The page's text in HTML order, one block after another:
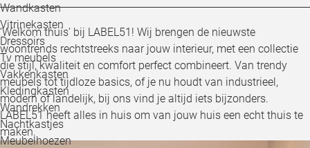
Wandkasten
Vitrinekasten
Dressoirs
Tv meubels
Vakkenkasten
Kledingkasten
Wandrekken
Nachtkastjes
Meubelhoezen
‘Welkom thuis’ bij LABEL51! Wij brengen de nieuwste
woontrends rechtstreeks naar jouw interieur, met een collectie
die stijl, kwaliteit en comfort perfect combineert. Van trendy
meubels tot tijdloze basics, of je nu houdt van industrieel,
modern of landelijk, bij ons vind je altijd iets bijzonders.
LABEL51 heeft alles in huis om van jouw huis een echt thuis te
maken.